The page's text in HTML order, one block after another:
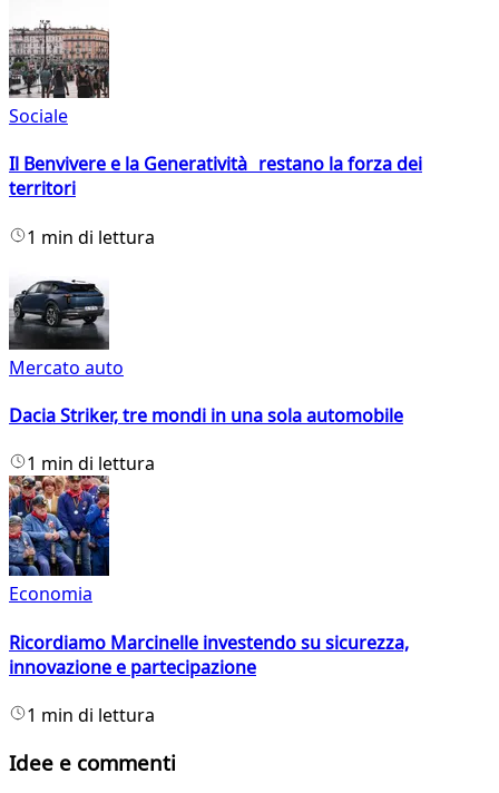
Sociale
Il Benvivere e la Generatività restano la forza dei
territori
1 min di lettura
Mercato auto
Dacia Striker, tre mondi in una sola automobile
1 min di lettura
Economia
Ricordiamo Marcinelle investendo su sicurezza,
innovazione e partecipazione
1 min di lettura
Idee e commenti